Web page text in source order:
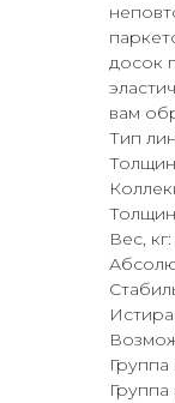
досок
вам
Тип
Вес, кг: